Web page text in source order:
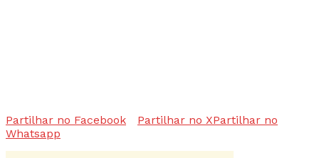
Partilhar no Facebook Partilhar no XPartilhar no
Whatsapp